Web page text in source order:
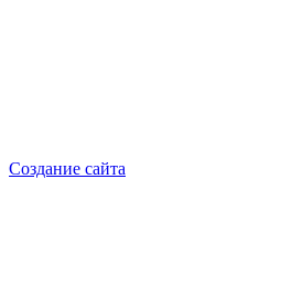
Создание сайта